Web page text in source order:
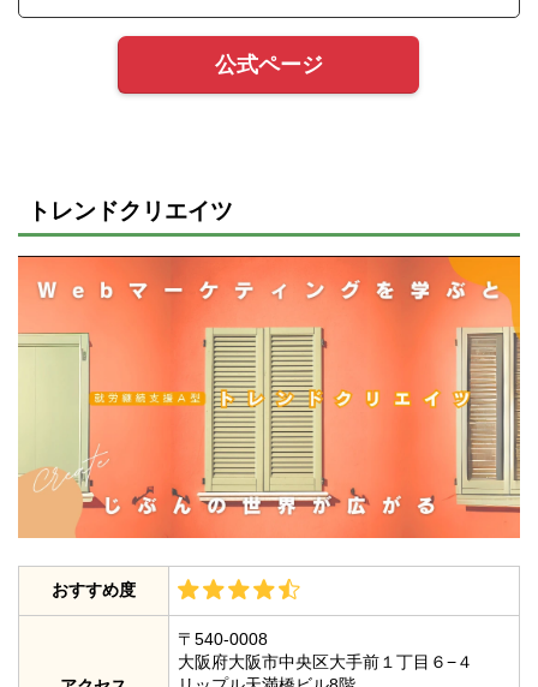
公式ページ
トレンドクリエイツ
おすすめ度
〒540-0008
大阪府大阪市中央区大手前１丁目６−４